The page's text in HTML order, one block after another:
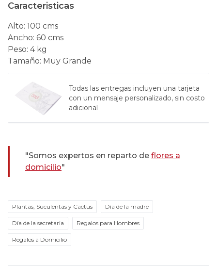
Caracteristicas
Alto: 100 cms
Ancho: 60 cms
Peso: 4 kg
Tamaño: Muy Grande
Todas las entregas incluyen una tarjeta
con un mensaje personalizado, sin costo
adicional
"Somos expertos en reparto de flores a
domicilio"
Plantas, Suculentas y Cactus Día de la madre
Día de la secretaria Regalos para Hombres
Regalos a Domicilio